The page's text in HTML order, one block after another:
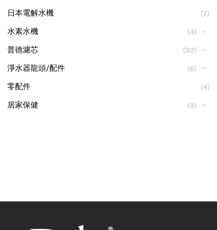
日本電解水機
(7)
水素水機
(4)
普德濾芯
(92)
淨水器龍頭/配件
(6)
零配件
(4)
居家保健
(9)